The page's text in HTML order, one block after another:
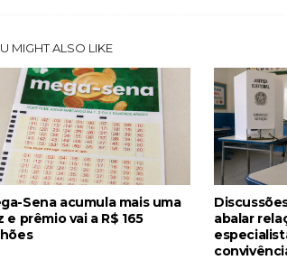
MIGHT ALSO LIKE
Sena acumula mais uma
e prêmio vai a R$ 165
abalar